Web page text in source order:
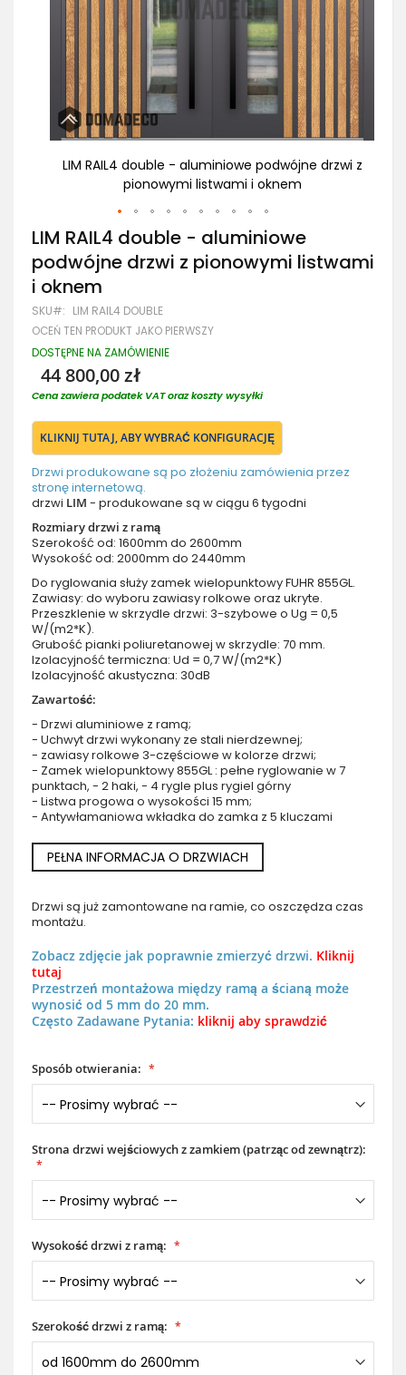
LIM RAIL4 double - aluminiowe podwójne drzwi z
pionowymi listwami i oknem
Przejdź
na
początek
galerii
LIM RAIL4 double - aluminiowe
podwójne drzwi z pionowymi listwami
i oknem
SKU LIM RAIL4 DOUBLE
OCEŃ TEN PRODUKT JAKO PIERWSZY
DOSTĘPNE NA ZAMÓWIENIE
44 800,00 zł
Cena zawiera podatek VAT oraz koszty wysyłki
KLIKNIJ TUTAJ, ABY WYBRAĆ KONFIGURACJĘ
Drzwi produkowane są po złożeniu zamówienia przez
stronę internetową.
drzwi LIM - produkowane są w ciągu 6 tygodni
Rozmiary drzwi z ramą
Szerokość od: 1600mm do 2600mm
Wysokość od: 2000mm do 2440mm
Do ryglowania służy zamek wielopunktowy FUHR 855GL.
Zawiasy: do wyboru zawiasy rolkowe oraz ukryte.
Przeszklenie w skrzydle drzwi: 3-szybowe o Ug = 0,5
W/(m2*K).
Grubość pianki poliuretanowej w skrzydle: 70 mm.
Izolacyjność termiczna: Ud = 0,7 W/(m2*K)
Izolacyjność akustyczna: 30dB
Zawartość:
- Drzwi aluminiowe z ramą;
- Uchwyt drzwi wykonany ze stali nierdzewnej;
- zawiasy rolkowe 3-częściowe w kolorze drzwi;
- Zamek wielopunktowy 855GL : pełne ryglowanie w 7
punktach, - 2 haki, - 4 rygle plus rygiel górny
- Listwa progowa o wysokości 15 mm;
- Antywłamaniowa wkładka do zamka z 5 kluczami
PEŁNA INFORMACJA O DRZWIACH
Drzwi są już zamontowane na ramie, co oszczędza czas
montażu.
Zobacz zdjęcie jak poprawnie zmierzyć drzwi. Kliknij
tutaj
Przestrzeń montażowa między ramą a ścianą może
wynosić od 5 mm do 20 mm.
Często Zadawane Pytania: kliknij aby sprawdzić
Sposób otwierania:
Strona drzwi wejściowych z zamkiem (patrząc od zewnątrz):
Wysokość drzwi z ramą:
Szerokość drzwi z ramą: